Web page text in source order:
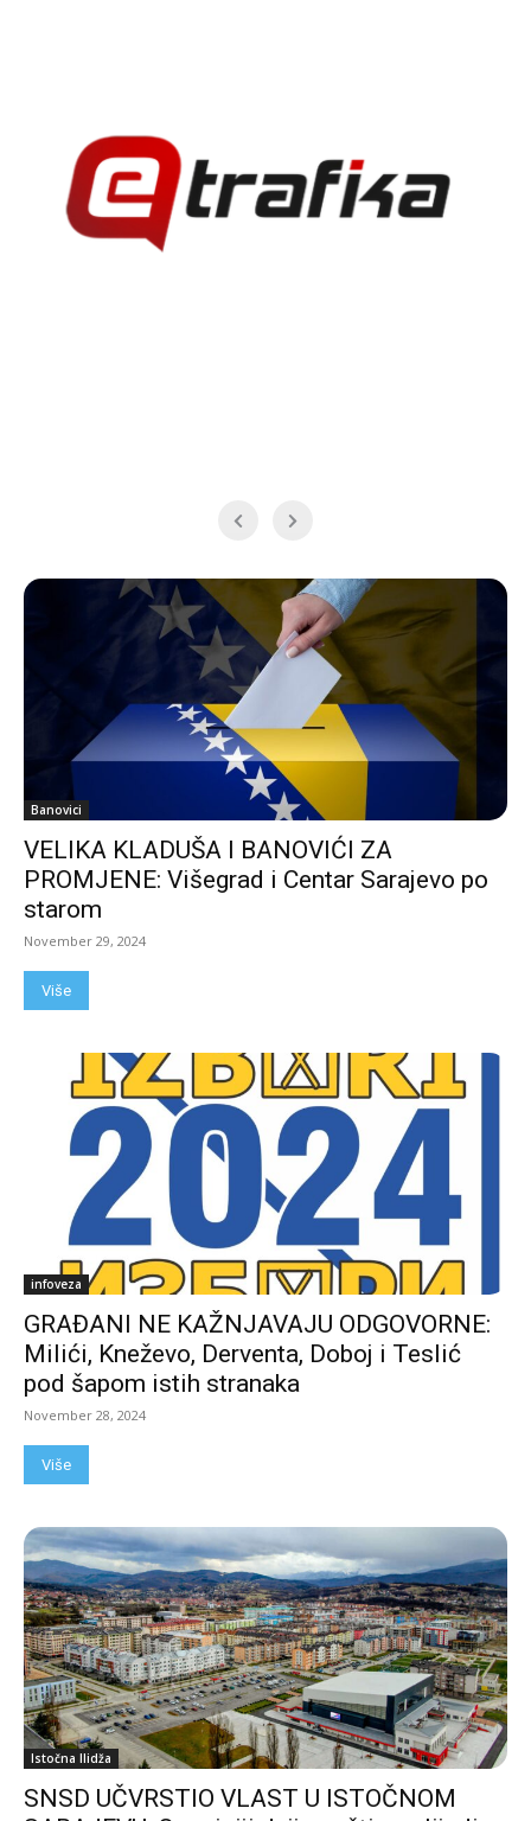
Banovici
VELIKA KLADUŠA I BANOVIĆI ZA
PROMJENE: Višegrad i Centar Sarajevo po
starom
November 29, 2024
Više
infoveza
GRAĐANI NE KAŽNJAVAJU ODGOVORNE:
Milići, Kneževo, Derventa, Doboj i Teslić
pod šapom istih stranaka
November 28, 2024
Više
Istočna Ilidža
SNSD UČVRSTIO VLAST U ISTOČNOM